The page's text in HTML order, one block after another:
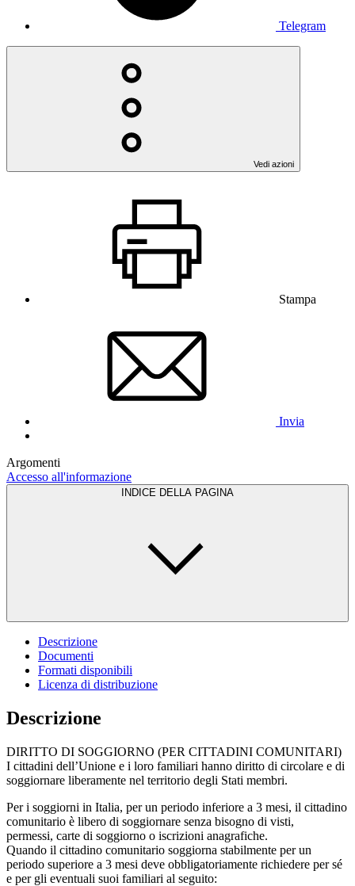
Telegram
Vedi azioni
Stampa
Invia
Argomenti
Accesso all'informazione
INDICE DELLA PAGINA
Descrizione
Documenti
Formati disponibili
Licenza di distribuzione
Descrizione
DIRITTO DI SOGGIORNO (PER CITTADINI COMUNITARI)
I cittadini dell’Unione e i loro familiari hanno diritto di circolare e di
soggiornare liberamente nel territorio degli Stati membri.
Per i soggiorni in Italia, per un periodo inferiore a 3 mesi, il cittadino
comunitario è libero di soggiornare senza bisogno di visti,
permessi, carte di soggiorno o iscrizioni anagrafiche.
Quando il cittadino comunitario soggiorna stabilmente per un
periodo superiore a 3 mesi deve obbligatoriamente richiedere per sé
e per gli eventuali suoi familiari al seguito: